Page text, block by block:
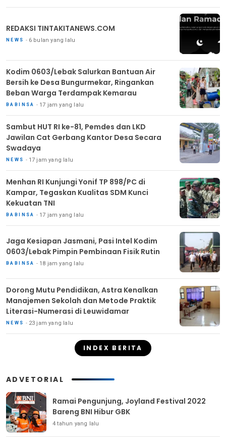
REDAKSI TINTAKITANEWS.COM
NEWS 6 bulan yang lalu
Kodim 0603/Lebak Salurkan Bantuan Air
Bersih ke Desa Bungurmekar, Ringankan
Beban Warga Terdampak Kemarau
BABINSA 17 jam yang lalu
Sambut HUT RI ke-81, Pemdes dan LKD
Jawilan Cat Gerbang Kantor Desa Secara
Swadaya
NEWS 17 jam yang lalu
Menhan RI Kunjungi Yonif TP 898/PC di
Kampar, Tegaskan Kualitas SDM Kunci
Kekuatan TNI
BABINSA 17 jam yang lalu
Jaga Kesiapan Jasmani, Pasi Intel Kodim
0603/Lebak Pimpin Pembinaan Fisik Rutin
BABINSA 18 jam yang lalu
Dorong Mutu Pendidikan, Astra Kenalkan
Manajemen Sekolah dan Metode Praktik
Literasi-Numerasi di Leuwidamar
NEWS 23 jam yang lalu
INDEX BERITA
ADVETORIAL
Ramai Pengunjung, Joyland Festival 2022
Bareng BNI Hibur GBK
4 tahun yang lalu